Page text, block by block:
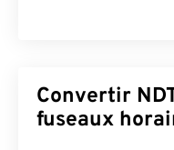
Convertir
fuseaux